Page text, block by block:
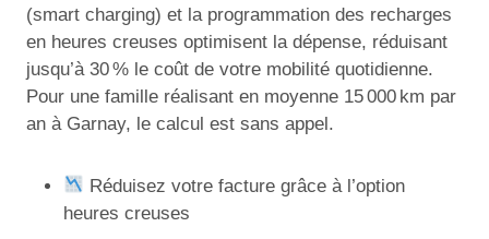
(smart charging) et la programmation des recharges
en heures creuses optimisent la dépense, réduisant
jusqu’à 30 % le coût de votre mobilité quotidienne.
Pour une famille réalisant en moyenne 15 000 km par
an à Garnay, le calcul est sans appel.
Réduisez votre facture grâce à l’option
heures creuses